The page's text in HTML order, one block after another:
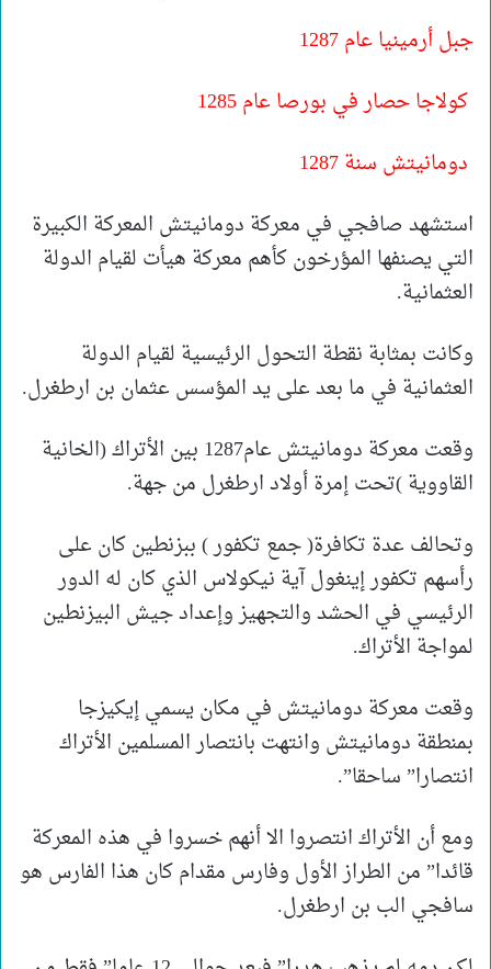
جبل أرمينيا عام 1287
كولاجا حصار في بورصا عام 1285
دومانيتش سنة 1287
استشهد صافجي في معركة دومانيتش المعركة الكبيرة
التي يصنفها المؤرخون كأهم معركة هيأت لقيام الدولة
العثمانية.
وكانت بمثابة نقطة التحول الرئيسية لقيام الدولة
العثمانية في ما بعد على يد المؤسس عثمان بن ارطغرل.
وقعت معركة دومانيتش عام1287 بين الأتراك (الخانية
القاووية )تحت إمرة أولاد ارطغرل من جهة.
وتحالف عدة تكافرة( جمع تكفور ) ببزنطين كان على
رأسهم تكفور إينغول آية نيكولاس الذي كان له الدور
الرئيسي في الحشد والتجهيز وإعداد جيش البيزنطين
لمواجة الأتراك.
وقعت معركة دومانيتش في مكان يسمي إيكيزجا
بمنطقة دومانيتش وانتهت بانتصار المسلمين الأتراك
انتصارا” ساحقا”.
ومع أن الأتراك انتصروا الا أنهم خسروا في هذه المعركة
قائدا” من الطراز الأول وفارس مقدام كان هذا الفارس هو
سافجي الب بن ارطغرل.